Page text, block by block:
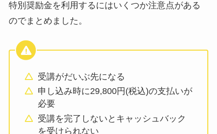
特別奨励金を利用するにはいくつか注意点がある
のでまとめました。
受講がだいぶ先になる
申し込み時に29,800円(税込)の支払いが
必要
受講を完了しないとキャッシュバック
を受けられない